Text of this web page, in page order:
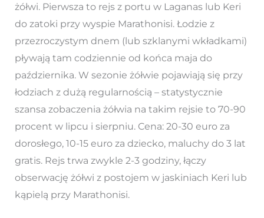
żółwi. Pierwsza to rejs z portu w Laganas lub Keri
do zatoki przy wyspie Marathonisi. Łodzie z
przezroczystym dnem (lub szklanymi wkładkami)
pływają tam codziennie od końca maja do
października. W sezonie żółwie pojawiają się przy
łodziach z dużą regularnością – statystycznie
szansa zobaczenia żółwia na takim rejsie to 70-90
procent w lipcu i sierpniu. Cena: 20-30 euro za
dorosłego, 10-15 euro za dziecko, maluchy do 3 lat
gratis. Rejs trwa zwykle 2-3 godziny, łączy
obserwację żółwi z postojem w jaskiniach Keri lub
kąpielą przy Marathonisi.